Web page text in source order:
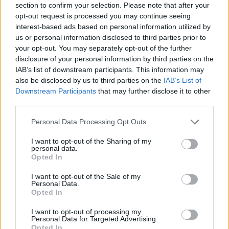
section to confirm your selection. Please note that after your
opt-out request is processed you may continue seeing
interest-based ads based on personal information utilized by
us or personal information disclosed to third parties prior to
your opt-out. You may separately opt-out of the further
disclosure of your personal information by third parties on the
IAB’s list of downstream participants. This information may
also be disclosed by us to third parties on the IAB’s List of
Downstream Participants that may further disclose it to other
Please note that this website/app uses one or more Google
not limited to your visit or usage behaviour. You may click to
grant or deny consent to Google and its third-party tags to
use your data for below specified purposes in below Google
consent section.
Personal Data Processing Opt Outs
I want to opt-out of the Sharing of my
personal data.
Opted In
I want to opt-out of the Sale of my
Personal Data.
Opted In
I want to opt-out of processing my
Personal Data for Targeted Advertising.
Opted In
Foto:Facebook/Fényes Fürdő
La tendenza della “Vanlife” aumenta la popolarità dei
campeggi
Anche l’adiacente Camping Fényes ha riaperto, offrendo
condivise e focolari designati.
La domanda è già forte e riflette il crescente fascino dei viaggi
minimalisti e orientati alla natura. Il cosiddetto stile di vita
“vanlife”, incentrato sulla libertà, la semplicità e la mobilità,
ha giocato un ruolo significativo nell’aumentare l’interesse
per questo tipo di alloggio.
Mentre il lago e il campeggio sono già in piena attività, i